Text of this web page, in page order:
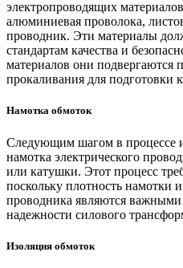
электропроводящих
алюминиевая проволока,
проводник. Эти материалы
стандартам качества и
материалов они подвергаются
прокаливания для подготовки
Намотка обмоток
Следующим шагом в процессе
намотка электрического
или катушки. Этот процесс
поскольку плотность намотки
проводника являются
надежности силового
Изоляция обмоток